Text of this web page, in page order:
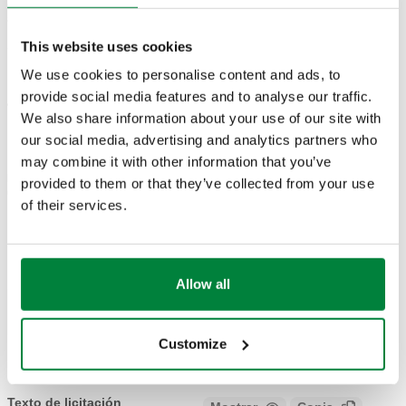
This website uses cookies
We use cookies to personalise content and ads, to
provide social media features and to analyse our traffic.
We also share information about your use of our site with
our social media, advertising and analytics partners who
may combine it with other information that you’ve
provided to them or that they’ve collected from your use
of their services.
Allow all
Customize
Código de
Conexión del radiador
Conexión de
Kv
400101
G 1/2" A (ISO 228-
1) M
salida final
23 p. 1,5
entrada
2,0
m³/h
Kv detentor
(t.a.)
Modelos en 3D
BIM
Texto de licitación